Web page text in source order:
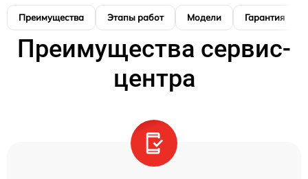
Преимущества Этапы работ Модели Гарантия
Преимущества сервис-
центра